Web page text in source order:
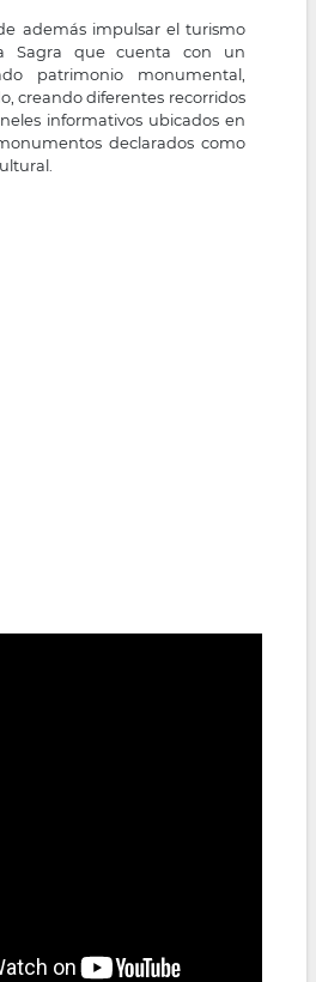
además impulsar el turismo
Sagra que cuenta con un
patrimonio monumental,
creando diferentes recorridos
informativos ubicados en
declarados como